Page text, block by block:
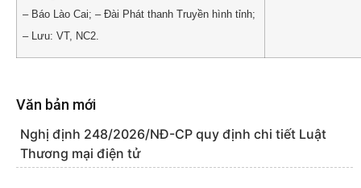
– Báo Lào Cai; – Đài Phát thanh Truyền hình tỉnh;
– Lưu: VT, NC2.
Văn bản mới
Nghị định 248/2026/NĐ-CP quy định chi tiết Luật
Thương mại điện tử